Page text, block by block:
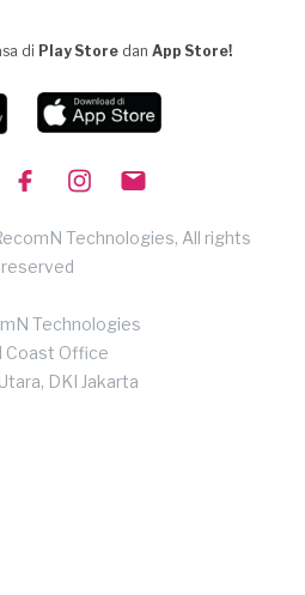
di Play Store dan App Store!
Technologies, All rights
reserved
Technologies
Coast Office
DKI Jakarta